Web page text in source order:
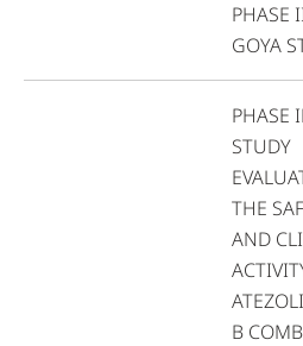
PHASE
GOYA
PHASE
STUDY
THE
AND
B